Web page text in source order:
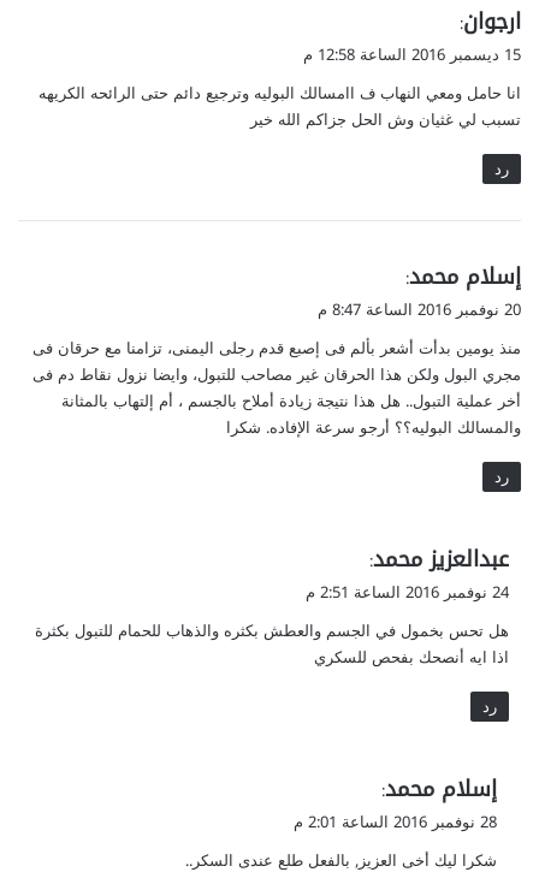
ي
ق
ل
ارجوان:
15 ديسمبر 2016 الساعة 12:58 م
انا حامل ومعي النهاب ف اامسالك البوليه وترجيع دائم حتى الرائحه الكريهه
تسبب لي غثيان وش الحل جزاكم الله خير
رد
ي
ق
ل
إسلام محمد:
20 نوفمبر 2016 الساعة 8:47 م
منذ يومين بدأت أشعر بألم فى إصبع قدم رجلى اليمنى، تزامنا مع حرقان فى
مجري البول ولكن هذا الحرقان غير مصاحب للتبول، وايضا نزول نقاط دم فى
أخر عملية التبول.. هل هذا نتيجة زيادة أملاح بالجسم ، أم إلتهاب بالمثانة
والمسالك البوليه؟؟ أرجو سرعة الإفاده. شكرا
رد
ي
ق
ل
عبدالعزيز محمد:
24 نوفمبر 2016 الساعة 2:51 م
هل تحس بخمول في الجسم والعطش بكثره والذهاب للحمام للتبول بكثرة
اذا ايه أنصحك بفحص للسكري
رد
ي
ق
ل
إسلام محمد:
28 نوفمبر 2016 الساعة 2:01 م
شكرا ليك أخى العزيز, بالفعل طلع عندى السكر..